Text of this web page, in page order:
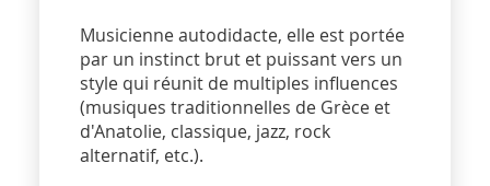
Musicienne autodidacte, elle est portée
par un instinct brut et puissant vers un
style qui réunit de multiples influences
(musiques traditionnelles de Grèce et
d'Anatolie, classique, jazz, rock
alternatif, etc.).